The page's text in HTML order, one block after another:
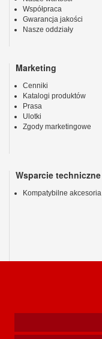
Współpraca
Gwarancja jakości
Nasze oddziały
Marketing
Cenniki
Katalogi produktów
Prasa
Ulotki
Zgody marketingowe
Wsparcie techniczne
Kompatybilne akcesoria